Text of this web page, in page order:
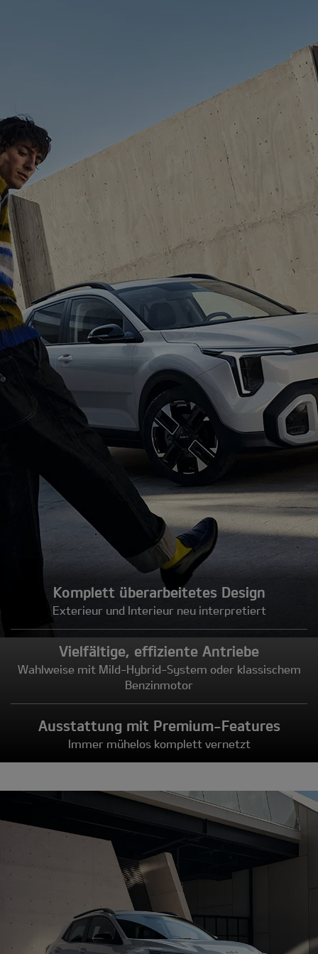
Komplett überarbeitetes Design
Exterieur und Interieur neu interpretiert
Vielfältige, effiziente Antriebe
Wahlweise mit Mild-Hybrid-System oder klassischem
Benzinmotor
Ausstattung mit Premium-Features
Immer mühelos komplett vernetzt